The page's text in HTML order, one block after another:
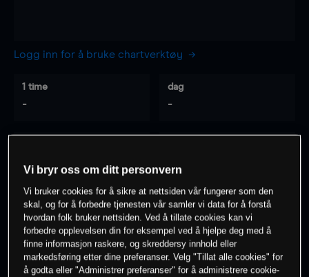
Logg inn for å bruke chartverktøy
1 time
-
dag
-
-
0% av kunder erpå dette instrumentet
Søk om konto
Vi bryr oss om ditt personvern
Vi bruker cookies for å sikre at nettsiden vår fungerer som den
skal, og for å forbedre tjenesten vår samler vi data for å forstå
hvordan folk bruker nettsiden. Ved å tillate cookies kan vi
forbedre opplevelsen din for eksempel ved å hjelpe deg med å
finne informasjon raskere, og skreddersy innhold eller
markedsføring etter dine preferanser. Velg "Tillat alle cookies" for
å godta eller "Administrer preferanser" for å administrere cookie-